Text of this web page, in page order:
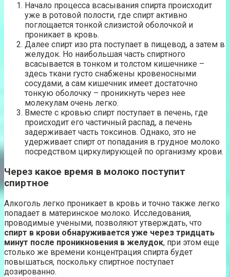
Начало процесса всасывания спирта происходит
уже в ротовой полости, где спирт активно
поглощается тонкой слизистой оболочкой и
проникает в кровь.
Далее спирт изо рта поступает в пищевод, а затем в
желудок. Но наибольшая часть спиртного
всасывается в тонком и толстом кишечнике –
здесь ткани густо снабжены кровеносными
сосудами, а сам кишечник имеет достаточно
тонкую оболочку – проникнуть через нее
молекулам очень легко.
Вместе с кровью спирт поступает в печень, где
происходит его частичный распад, а печень
задерживает часть токсинов. Однако, это не
удерживает спирт от попадания в грудное молоко
посредством циркулирующей по организму крови.
Через какое время в молоко поступит
спиртное
Алкоголь легко проникает в кровь и точно также легко
попадает в материнское молоко. Исследования,
проводимые учеными, позволяют утверждать, что
спирт в крови обнаруживается уже через тридцать
минут после проникновения в желудок, при этом еще
столько же времени концентрация спирта будет
повышаться, поскольку спиртное поступает
дозированно.